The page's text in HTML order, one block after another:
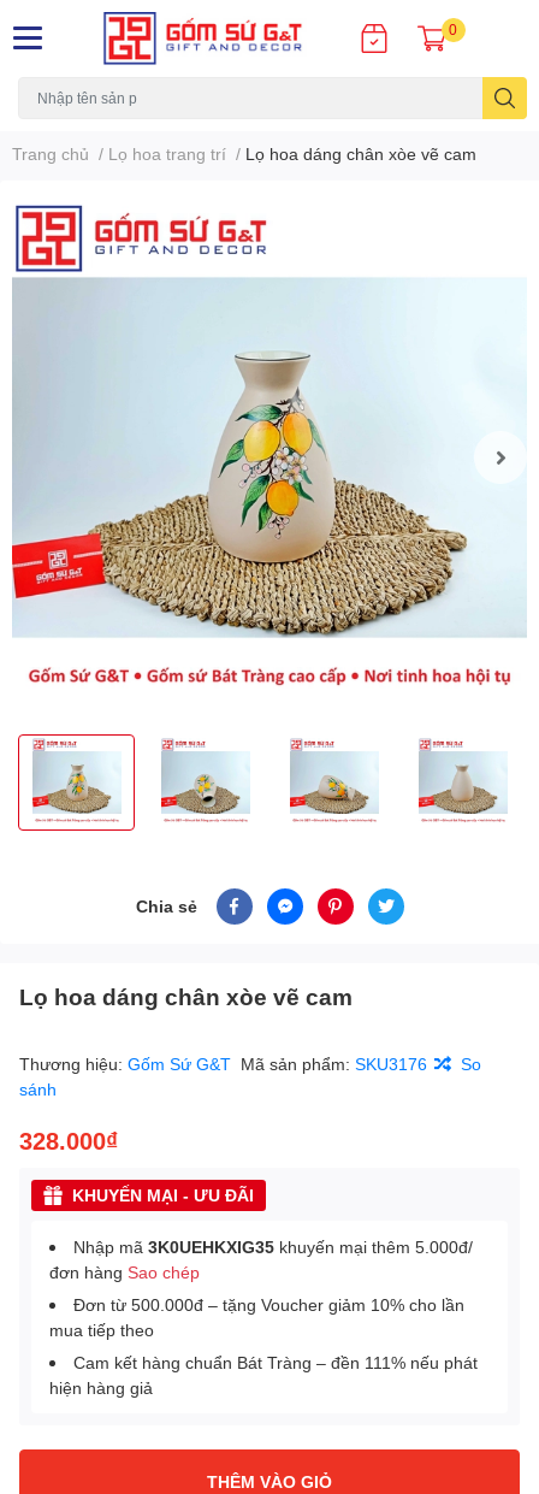
0
Trang chủ / Lọ hoa trang trí / Lọ hoa dáng chân xòe vẽ cam
Chia sẻ
Lọ hoa dáng chân xòe vẽ cam
Thương hiệu: Gốm Sứ G&T Mã sản phẩm: SKU3176
So
sánh
328.000₫
KHUYẾN MẠI - ƯU ĐÃI
Nhập mã 3K0UEHKXIG35 khuyến mại thêm 5.000đ/
đơn hàng Sao chép
Đơn từ 500.000đ – tặng Voucher giảm 10% cho lần
mua tiếp theo
Cam kết hàng chuẩn Bát Tràng – đền 111% nếu phát
hiện hàng giả
THÊM VÀO GIỎ